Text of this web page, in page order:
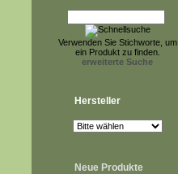
Verwenden Sie Stichworte, um
ein Produkt zu finden.
erweiterte Suche
Hersteller
Neue Produkte